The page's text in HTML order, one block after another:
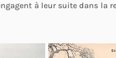
à leur suite dans la